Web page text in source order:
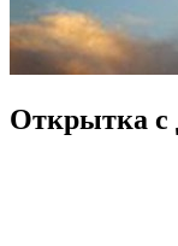
Открытка с